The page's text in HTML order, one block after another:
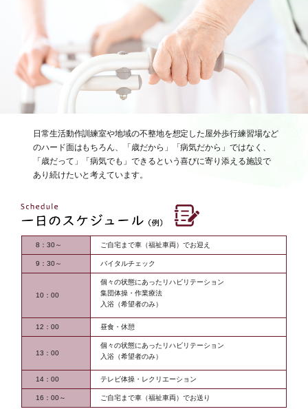
日常生活動作訓練室や地域の不整地を想定した屋外歩行練習場など
のハード面はもちろん、「歳だから」「病気だから」ではなく、
「歳だって」「病気でも」できるという喜びに寄り添える施設で
あり続けたいと考えています。
8：30～ ご自宅まで車（福祉車両）でお迎え
9：30～ バイタルチェック
10：00
個々の状態にあったリハビリテーション
集団体操・作業療法
入浴（希望者のみ）
12：00 昼食・休憩
13：00
個々の状態にあったリハビリテーション
入浴（希望者のみ）
14：00 テレビ体操・レクリエーション
16：00～ ご自宅まで車（福祉車両）でお送り